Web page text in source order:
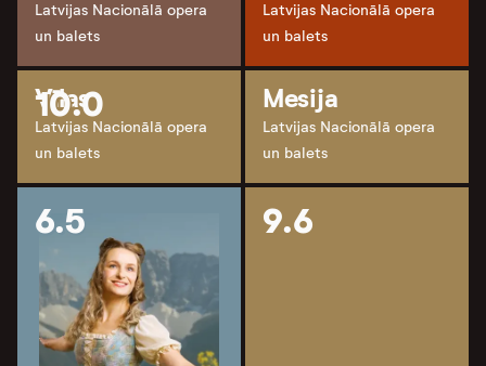
Latvijas Nacionālā opera
un balets
Latvijas Nacionālā opera
un balets
10.0
Vīlas
Latvijas Nacionālā opera
un balets
Mesija
Latvijas Nacionālā opera
un balets
6.5 9.6